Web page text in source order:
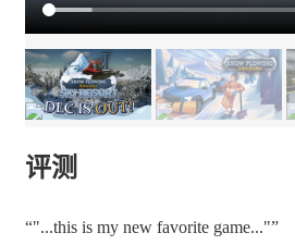
评测
“"...this is my new favorite game..."”